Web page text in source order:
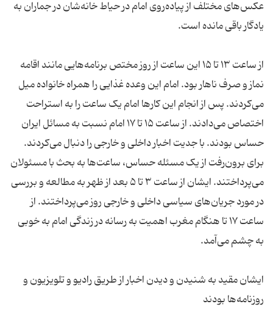
عکس‌های مختلف از پیاده‌روی امام در حیاط خانه‌شان در جماران به
از ساعت ۱۳ تا ۱۵ این ساعت از روز مختص برنامه‌هایی مانند اقامه
نماز و صرف ناهار بود. امام این وعده غذایی را همراه خانواده میل
می‌کردند. پس از انجام این کار‌ها امام یک ساعت را به استراحت
اختصاص می‌دادند. از ساعت ۱۵ تا ۱۷ امام نسبت به مسائل ایران
حساس بودند. با جدیت اخبار داخلی و خارجی را دنبال می‌کردند.
برای برون‌رفت از یک مسئله حساس، ساعت‌ها به بحث با مسئولان
می‌پرداختند. ایشان از ساعت ۳ تا ۵ بعد از ظهر به مطالعه و بررسی
در مورد جریان‌های سیاسی داخلی و خارجی روز می‌پرداختند. از
ساعت ۱۷ تا هنگام مغرب اهمیت به رسانه در زندگی امام به خوبی
ایشان مقید به شنیدن و دیدن اخبار از طریق رادیو و تلویزیون و